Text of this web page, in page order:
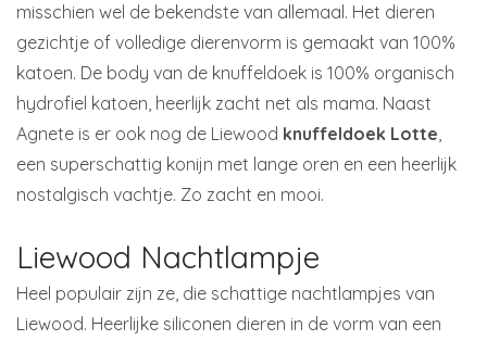
misschien wel de bekendste van allemaal. Het dieren
gezichtje of volledige dierenvorm is gemaakt van 100%
katoen. De body van de knuffeldoek is 100% organisch
hydrofiel katoen, heerlijk zacht net als mama. Naast
Agnete is er ook nog de Liewood knuffeldoek Lotte,
een superschattig konijn met lange oren en een heerlijk
nostalgisch vachtje. Zo zacht en mooi.
Liewood Nachtlampje
Heel populair zijn ze, die schattige nachtlampjes van
Liewood. Heerlijke siliconen dieren in de vorm van een